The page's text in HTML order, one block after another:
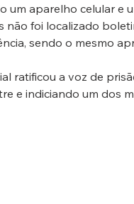
um aparelho celular e
não foi localizado
sendo o mesmo
ratificou a voz de
e indiciando um dos